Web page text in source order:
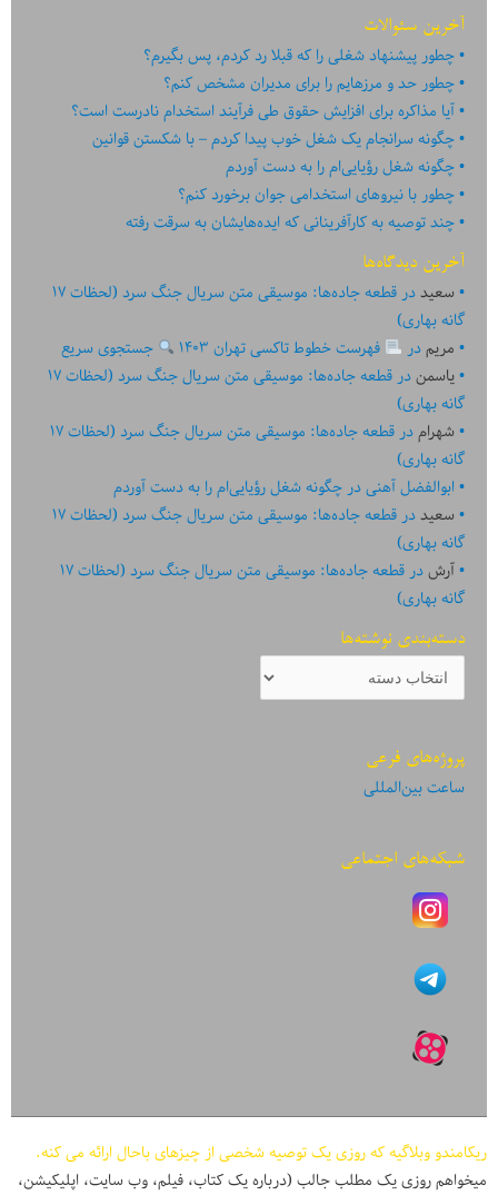
آخرین سئوالات
چطور پیشنهاد شغلی را که قبلا رد کردم، پس بگیرم؟
چطور حد و مرزهایم را برای مدیران مشخص کنم؟
آیا مذاکره برای افزایش حقوق طی فرآیند استخدام نادرست است؟
چگونه سرانجام یک شغل خوب پیدا کردم – با شکستن قوانین
چگونه شغل رؤیایی‌ام را به دست آوردم
چطور با نیروهای استخدامی جوان برخورد کنم؟
چند توصیه به کارآفرینانی که ایده‏‏‌‏‏‌هایشان به سرقت رفته
آخرین دیدگاه‌ها
سعیددر
قطعه جاده‌ها: موسیقی متن سریال جنگ سرد (لحظات ۱۷
گانه بهاری)
مریمدر فهرست خطوط تاکسی تهران ۱۴۰۳
جستجوی سریع
یاسمندر
قطعه جاده‌ها: موسیقی متن سریال جنگ سرد (لحظات ۱۷
گانه بهاری)
شهرامدر
قطعه جاده‌ها: موسیقی متن سریال جنگ سرد (لحظات ۱۷
گانه بهاری)
ابوالفضل آهنیدرچگونه شغل رؤیایی‌ام را به دست آوردم
سعیددر
قطعه جاده‌ها: موسیقی متن سریال جنگ سرد (لحظات ۱۷
گانه بهاری)
آرشدر
قطعه جاده‌ها: موسیقی متن سریال جنگ سرد (لحظات ۱۷
گانه بهاری)
دسته‌بندی نوشته‌ها
دسته‌بندی
نوشته‌ها
پروژه‌های فرعی
ساعت بین‌المللی
شبکه‌های اجتماعی
ریکامندو وبلاگیه که روزی یک توصیه شخصی از چیزهای باحال ارائه می کنه.
میخواهم روزی یک مطلب جالب (درباره یک کتاب، فیلم، وب سایت، اپلیکیشن،